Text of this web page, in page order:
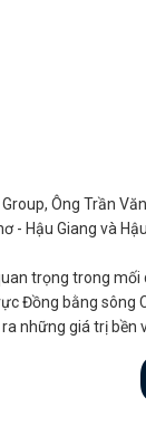
Ông Trần
- Hậu Giang và
trọng trong
Đồng bằng sông
những giá trị bền